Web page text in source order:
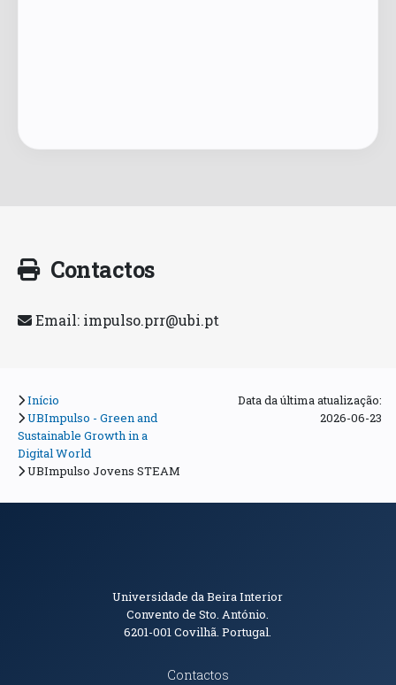
Contactos
Email: impulso.prr@ubi.pt
Início
UBImpulso - Green and
Sustainable Growth in a
Digital World
UBImpulso Jovens STEAM
Data da última atualização:
2026-06-23
Informações de Contacto
Universidade da Beira Interior
Convento de Sto. António.
6201-001Covilhã. Portugal.
Contactos